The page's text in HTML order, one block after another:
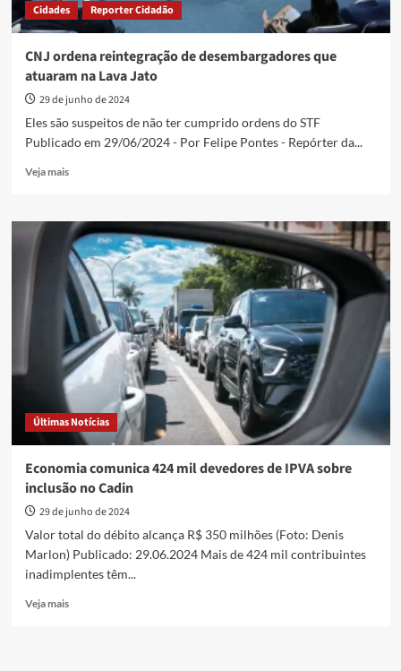
Cidades Reporter Cidadão
CNJ ordena reintegração de desembargadores que
atuaram na Lava Jato
29 de junho de 2024
Eles são suspeitos de não ter cumprido ordens do STF
Publicado em 29/06/2024 - Por Felipe Pontes - Repórter da...
Veja maisRead
CNJ
ordena
reintegração
de
desembargadores
que
atuaram
na
Lava
Jato
Últimas Notícias
Economia comunica 424 mil devedores de IPVA sobre
inclusão no Cadin
29 de junho de 2024
Valor total do débito alcança R$ 350 milhões (Foto: Denis
Marlon) Publicado: 29.06.2024 Mais de 424 mil contribuintes
inadimplentes têm...
Veja maisRead